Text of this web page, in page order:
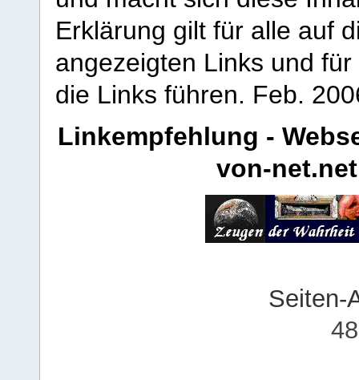
Erklärung gilt für alle auf
angezeigten Links und
die Links führen. Feb.
Linkempfehlung -
von-net.net
Seiten-